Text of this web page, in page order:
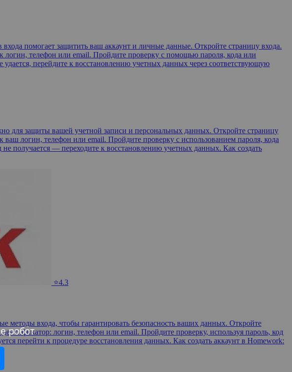
помогает защитить ваш аккаунт и личные данные. Откройте страницу входа.
телефон или email. Пройдите проверку с помощью пароля, кода или
перейдите к восстановлению учетных данных через соответствующую
для защиты вашей учетной записи и персональных данных. Откройте страницу
логин, телефон или email. Пройдите проверку с использованием пароля, кода
получается — переходите к восстановлению учетных данных. Как создать
⭐4.3
методы входа, чтобы гарантировать безопасность ваших данных. Откройте
логин, телефон или email. Пройдите проверку, используя пароль, код
перейти к процедуре восстановления данных. Как создать аккаунт в Homework:
робот